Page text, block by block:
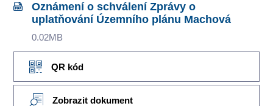
Oznámení o schválení Zprávy o
uplatňování Územního plánu Machová
0.02MB
QR kód
Zobrazit dokument